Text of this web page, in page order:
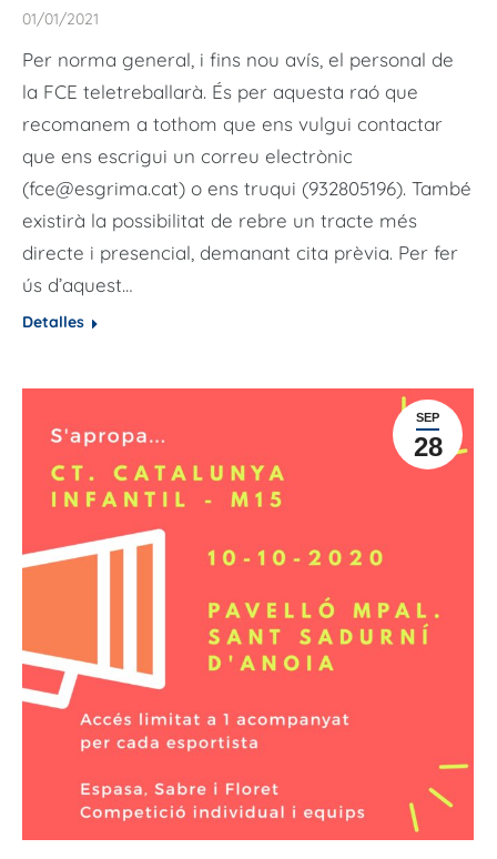
01/01/2021
Per norma general, i fins nou avís, el personal de
la FCE teletreballarà. És per aquesta raó que
recomanem a tothom que ens vulgui contactar
que ens escrigui un correu electrònic
(fce@esgrima.cat) o ens truqui (932805196). També
existirà la possibilitat de rebre un tracte més
directe i presencial, demanant cita prèvia. Per fer
ús d’aquest…
Detalles
SEP
28